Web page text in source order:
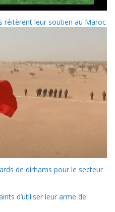
réitèrent leur soutien au Maroc
de dirhams pour le secteur
d’utiliser leur arme de